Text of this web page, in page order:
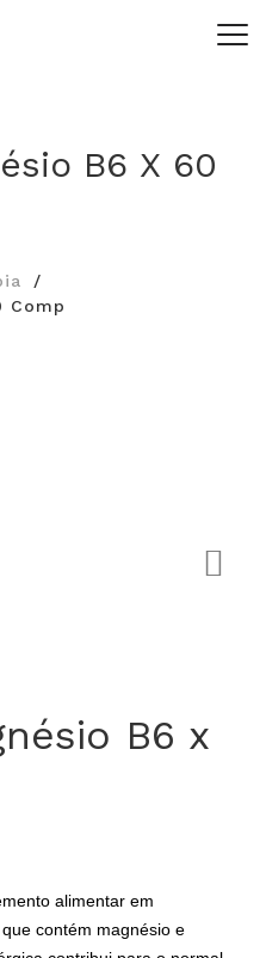
B6 X 60
Comp
B6 x
alimentar em
contém magnésio e